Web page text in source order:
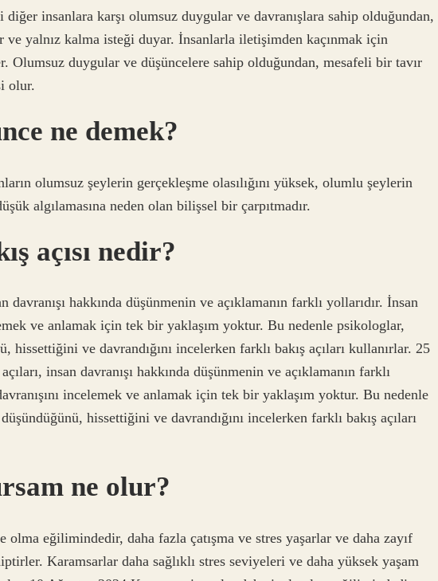
insanlara karşı olumsuz duygular ve davranışlara sahip olduğundan,
ve yalnız kalma isteği duyar. İnsanlarla iletişimden kaçınmak için
Olumsuz duygular ve düşüncelere sahip olduğundan, mesafeli bir tavır
olur.
ne demek?
olumsuz şeylerin gerçekleşme olasılığını yüksek, olumlu şeylerin
algılamasına neden olan bilişsel bir çarpıtmadır.
açısı nedir?
davranışı hakkında düşünmenin ve açıklamanın farklı yollarıdır. İnsan
ve anlamak için tek bir yaklaşım yoktur. Bu nedenle psikologlar,
hissettiğini ve davrandığını incelerken farklı bakış açıları kullanırlar. 25
insan davranışı hakkında düşünmenin ve açıklamanın farklı
incelemek ve anlamak için tek bir yaklaşım yoktur. Bu nedenle
hissettiğini ve davrandığını incelerken farklı bakış açıları
ne olur?
olma eğilimindedir, daha fazla çatışma ve stres yaşarlar ve daha zayıf
Karamsarlar daha sağlıklı stres seviyeleri ve daha yüksek yaşam